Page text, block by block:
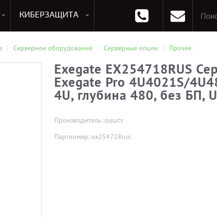
КИБЕРЗАЩИТА
Серверное оборудование Серверные опции Прочее
Exegate EX254718RUS
Exegate Pro 4U4021S/
4U, глубина 480, без БП,
Производитель: EXEGATE
Партномер: ex254718rus